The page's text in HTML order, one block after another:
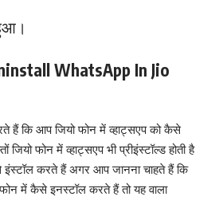
WhatsApp In Jio
हैं कि आप जियो फोन में व्हाट्सएप को कैसे
फोन में व्हाट्सएप भी प्रीइंस्टॉल्ड होती है
करते हैं अगर आप जानना चाहते हैं कि
में कैसे इनस्टॉल करते हैं तो यह वाला